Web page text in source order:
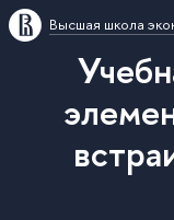
Высшая школа